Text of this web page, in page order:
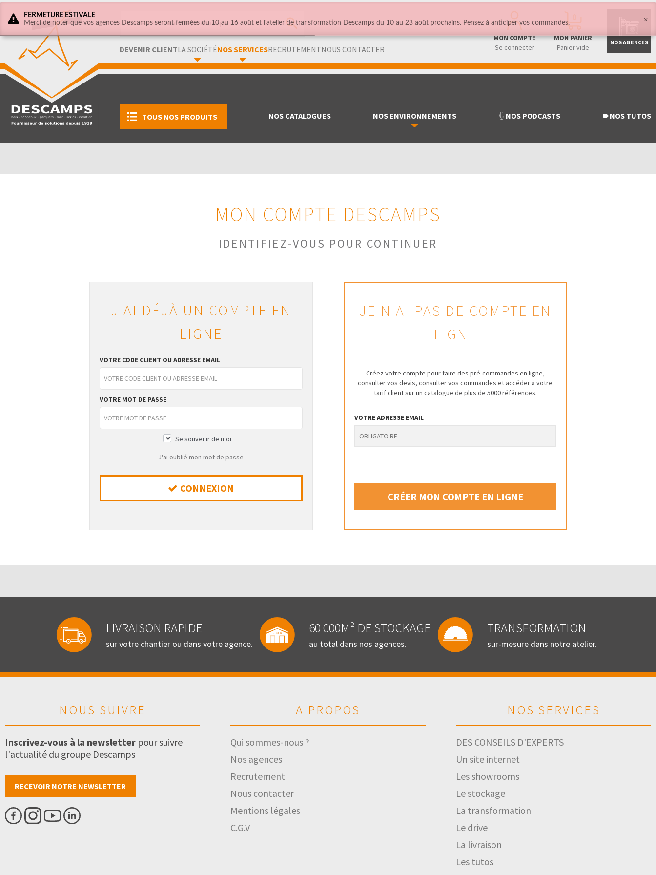
DEVENIR CLIENTLA SOCIÉTÉNOS SERVICESRECRUTEMENTNOUS CONTACTER
MON COMPTE
Se connecter
MON PANIER
Panier vide
NOS AGENCES
TOUS NOS PRODUITS NOS CATALOGUES NOS ENVIRONNEMENTS NOS PODCASTS NOS TUTOS
MON COMPTE DESCAMPS
IDENTIFIEZ-VOUS POUR CONTINUER
J'AI DÉJÀ UN COMPTE EN
LIGNE
VOTRE CODE CLIENT OU ADRESSE EMAIL
VOTRE MOT DE PASSE
Se souvenir de moi
J'ai oublié mon mot de passe
CONNEXION
JE N'AI PAS DE COMPTE EN
LIGNE
Créez votre compte pour faire des pré-commandes en ligne,
consulter vos devis, consulter vos commandes et accéder à votre
tarif client sur un catalogue de plus de 5000 références.
VOTRE ADRESSE EMAIL
CRÉER MON COMPTE EN LIGNE
LIVRAISON RAPIDE
sur votre chantier ou dans votre agence.
60 000M² DE STOCKAGE
au total dans nos agences.
TRANSFORMATION
sur-mesure dans notre atelier.
NOUS SUIVRE
Inscrivez-vous à la newsletter pour suivre
l'actualité du groupe Descamps
RECEVOIR NOTRE NEWSLETTER
A PROPOS
Qui sommes-nous ?
Nos agences
Recrutement
Nous contacter
Mentions légales
C.G.V
NOS SERVICES
DES CONSEILS D'EXPERTS
Un site internet
Les showrooms
Le stockage
La transformation
Le drive
La livraison
Les tutos
FERMETURE ESTIVALE
Merci de noter que vos agences Descamps seront fermées du 10 au 16 août et l'atelier de transformation Descamps du 10 au 23 août prochains. Pensez à anticiper vos commandes.